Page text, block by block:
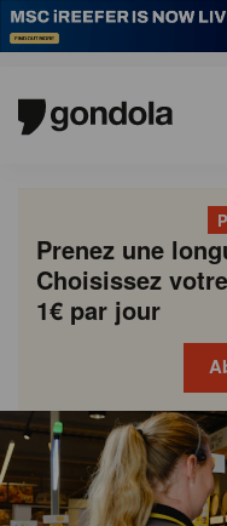
Prenez une
Choisissez
1€ par jour
Gondola
academy
Gondola
society